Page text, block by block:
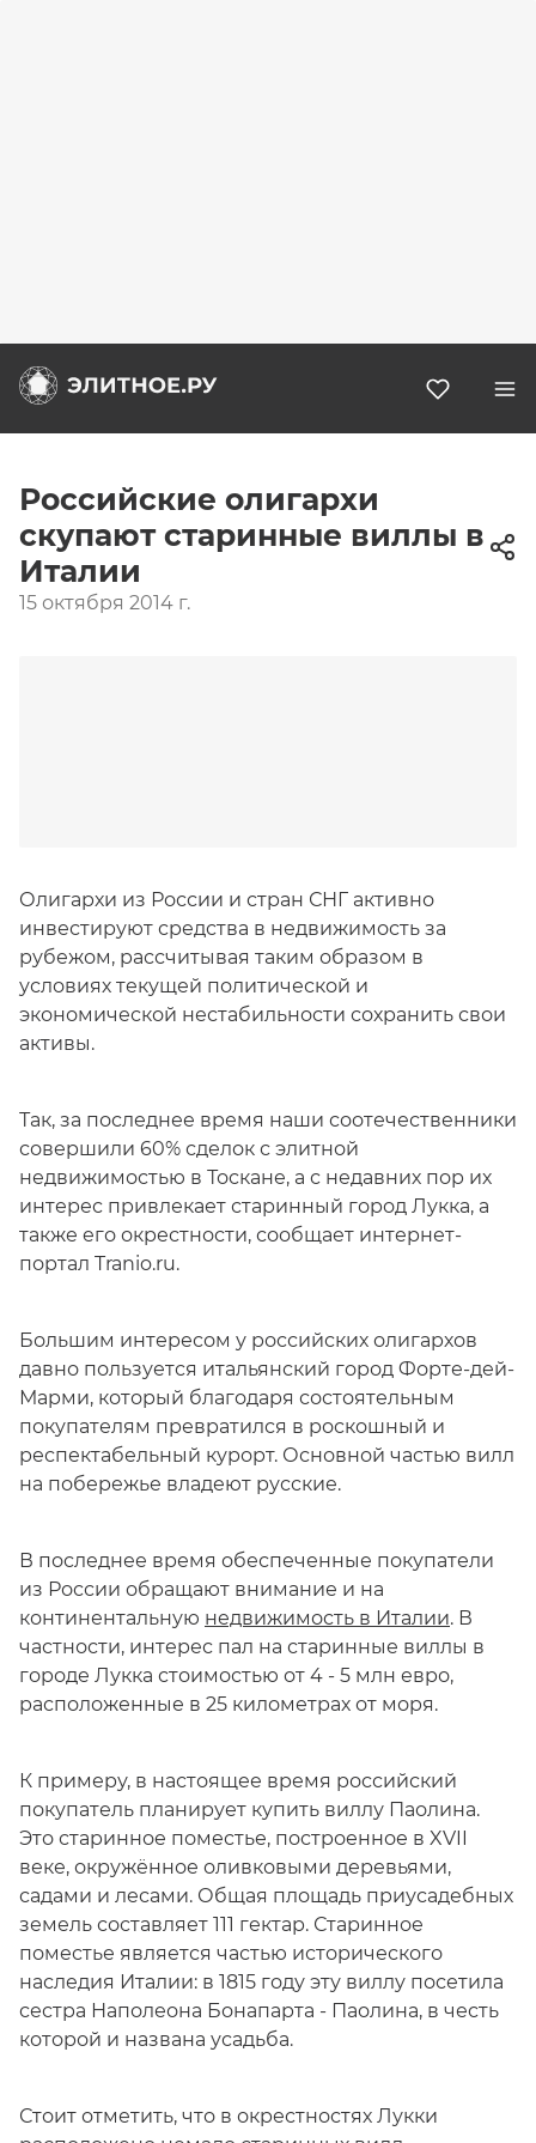
Российские олигархи
cкупают старинные виллы в
Италии
15 октября 2014 г.
Олигархи из России и стран СНГ активно
инвестируют средства в недвижимость за
рубежом, рассчитывая таким образом в
условиях текущей политической и
экономической нестабильности сохранить свои
активы.
Так, за последнее время наши соотечественники
совершили 60% сделок с элитной
недвижимостью в Тоскане, а с недавних пор их
интерес привлекает старинный город Лукка, а
также его окрестности, сообщает интернет-
портал Tranio.ru.
Большим интересом у российских олигархов
давно пользуется итальянский город Форте-дей-
Марми, который благодаря состоятельным
покупателям превратился в роскошный и
респектабельный курорт. Основной частью вилл
на побережье владеют русские.
В последнее время обеспеченные покупатели
из России обращают внимание и на
континентальную недвижимость в Италии. В
частности, интерес пал на старинные виллы в
городе Лукка стоимостью от 4 - 5 млн евро,
расположенные в 25 километрах от моря.
К примеру, в настоящее время российский
покупатель планирует купить виллу Паолина.
Это старинное поместье, построенное в XVII
веке, окружённое оливковыми деревьями,
садами и лесами. Общая площадь приусадебных
земель составляет 111 гектар. Старинное
поместье является частью исторического
наследия Италии: в 1815 году эту виллу посетила
сестра Наполеона Бонапарта - Паолина, в честь
которой и названа усадьба.
Стоит отметить, что в окрестностях Лукки